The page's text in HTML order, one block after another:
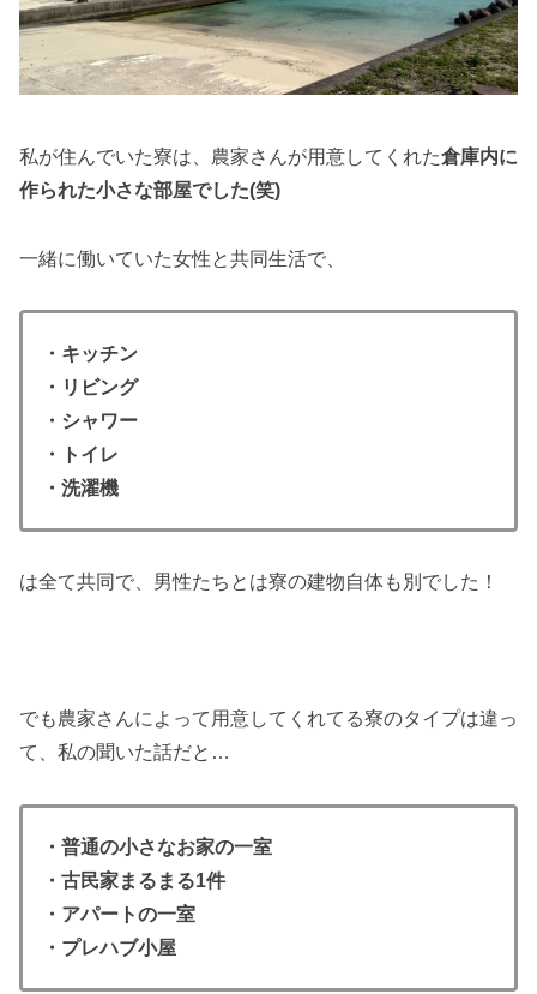
私が住んでいた寮は、農家さんが用意してくれた倉庫内に
作られた小さな部屋でした(笑)
一緒に働いていた女性と共同生活で、
・キッチン
・リビング
・シャワー
・トイレ
・洗濯機
は全て共同で、男性たちとは寮の建物自体も別でした！
でも農家さんによって用意してくれてる寮のタイプは違っ
て、私の聞いた話だと…
・普通の小さなお家の一室
・古民家まるまる1件
・アパートの一室
・プレハブ小屋